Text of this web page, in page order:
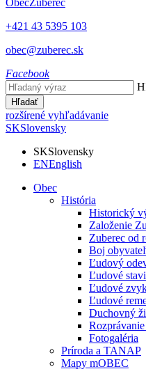
ObecZuberec
+421 43 5395 103
obec@zuberec.sk
Facebook
Hľadať
rozšírené vyhľadávanie
SKSlovensky
SKSlovensky
ENEnglish
Obec
História
Historický
Založenie
Zuberec od
Boj
Ľudový
Ľudové
Ľudové
Ľudové
Duchovný
Fotogaléria
Príroda a TANAP
Mapy mOBEC